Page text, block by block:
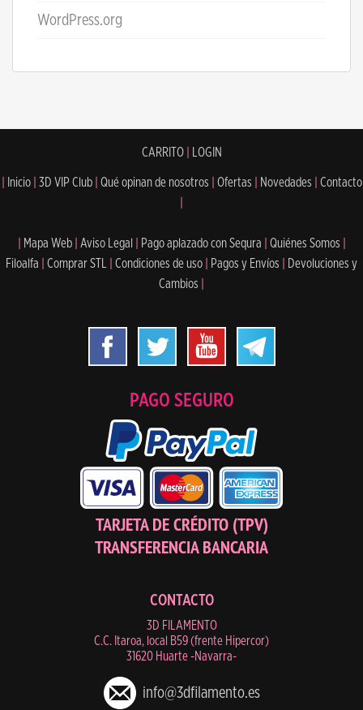
WordPress.org
CARRITO| LOGIN
Inicio 3D VIP Club Qué opinan de nosotros Ofertas Novedades
Contacto
Mapa Web Aviso Legal Pago aplazado con Sequra Quiénes Somos
Filoalfa
Comprar STL Condiciones de uso Pagos y Envíos
Devoluciones y
Cambios
PAGO SEGURO
TARJETA DE CRÉDITO (TPV)
TRANSFERENCIA BANCARIA
CONTACTO
3D FILAMENTO
C.C. Itaroa, local B59 (frente Hipercor)
31620 Huarte -Navarra-
info@3dfilamento.es